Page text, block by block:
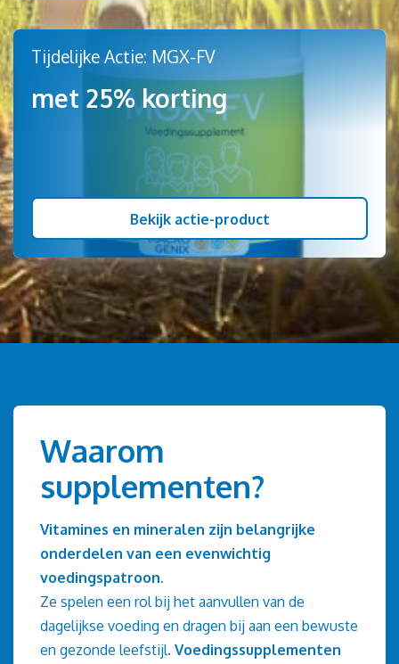
Tijdelijke Actie: MGX-FV
met 25% korting
Bekijk actie-product
Waarom
supplementen?
Vitamines en mineralen zijn belangrijke
onderdelen van een evenwichtig
voedingspatroon.
Ze spelen een rol bij het aanvullen van de
dagelijkse voeding en dragen bij aan een bewuste
en gezonde leefstijl. Voedingssupplementen